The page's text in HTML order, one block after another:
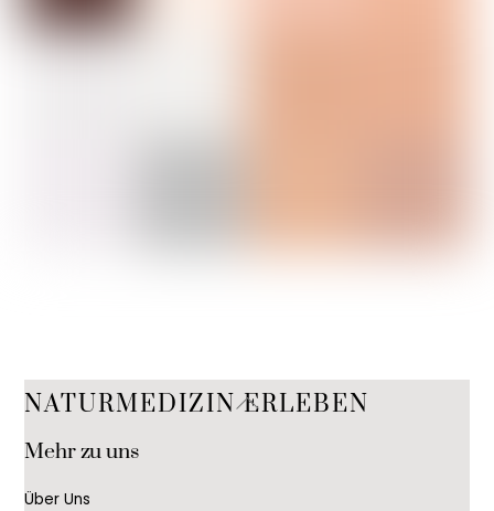
Back
NATURMEDIZIN ERLEBEN
Mehr zu uns
Über Uns